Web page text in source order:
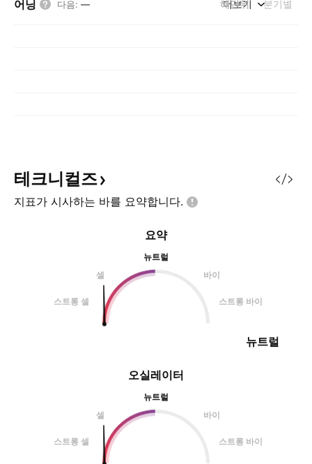
어닝 다음: — 해단위 분기별
더보기
테크니컬즈
지표가 시사하는 바를 요약합니다.
오실레이터
뉴트럴
셀
바이
스트롱 셀 스트롱 바이
요약
뉴트럴
셀
바이
스트롱 셀 스트롱 바이
뉴트럴